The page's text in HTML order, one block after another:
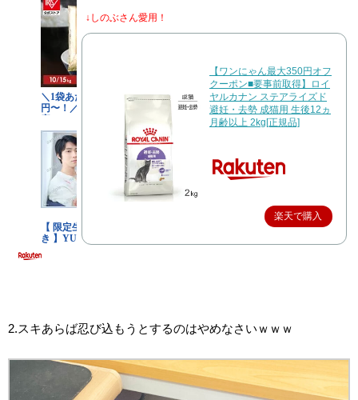
↓しのぶさん愛用！
【ワンにゃん最大350円オフ
クーポン■要事前取得】ロイ
ヤルカナン ステアライズド
避妊・去勢 成猫用 生後12ヵ
月齢以上 2kg[正規品]
楽天で購入
2.スキあらば忍び込もうとするのはやめなさいｗｗｗ